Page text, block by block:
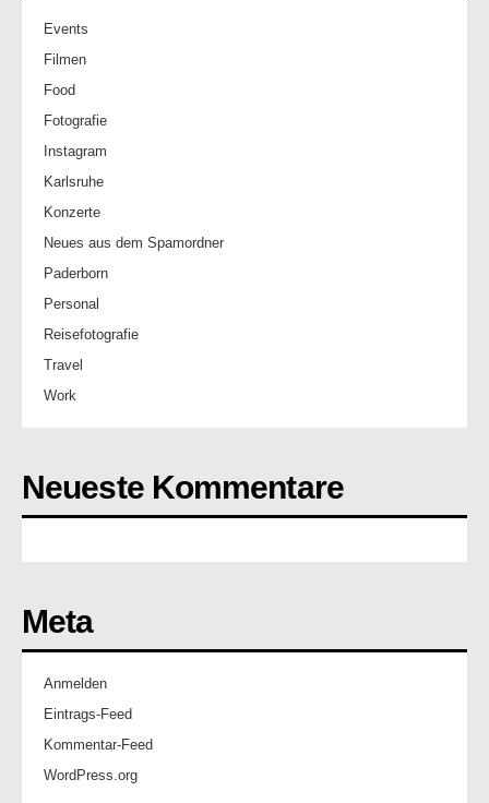
Events
Filmen
Food
Fotografie
Instagram
Karlsruhe
Konzerte
Neues aus dem Spamordner
Paderborn
Personal
Reisefotografie
Travel
Work
Neueste Kommentare
Meta
Anmelden
Eintrags-Feed
Kommentar-Feed
WordPress.org